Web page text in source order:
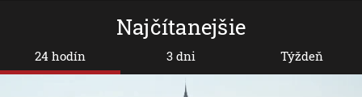
Najčítanejšie
24 hodín 3 dni Týždeň